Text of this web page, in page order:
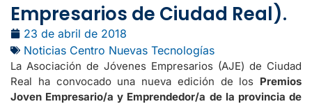
Empresarios de Ciudad Real).
23 de abril de 2018
Noticias Centro Nuevas Tecnologías
La Asociación de Jóvenes Empresarios (AJE) de Ciudad
Real ha convocado una nueva edición de los Premios
Joven Empresario/a y Emprendedor/a de la provincia de